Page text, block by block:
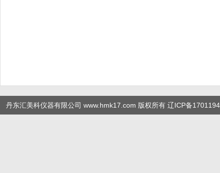
丹东汇美科仪器有限公司 www.hmk17.com 版权所有 辽ICP备